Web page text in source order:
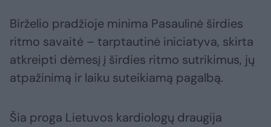
Birželio pradžioje minima Pasaulinė širdies
ritmo savaitė – tarptautinė iniciatyva, skirta
atkreipti dėmesį į širdies ritmo sutrikimus, jų
atpažinimą ir laiku suteikiamą pagalbą.
Šia proga Lietuvos kardiologų draugija